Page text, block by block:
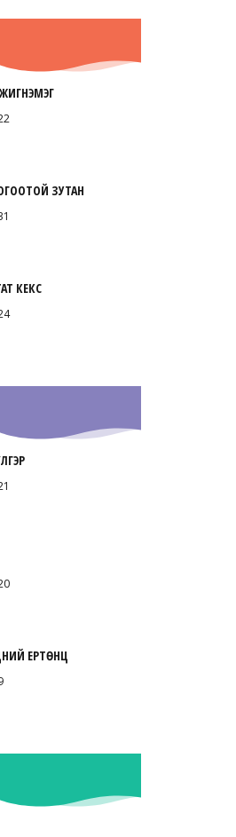
ЗУТАН
КЕКС
ЕРТӨНЦ